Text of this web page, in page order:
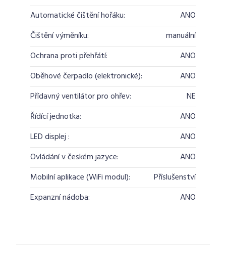
Automatické čištění hořáku:
ANO
Čištění výměníku:
manuální
Ochrana proti přehřátí:
ANO
Oběhové čerpadlo (elektronické):
ANO
Přídavný ventilátor pro ohřev:
NE
Řídící jednotka:
ANO
LED displej :
ANO
Ovládání v českém jazyce:
ANO
Mobilní aplikace (WiFi modul):
Příslušenství
Expanzní nádoba:
ANO